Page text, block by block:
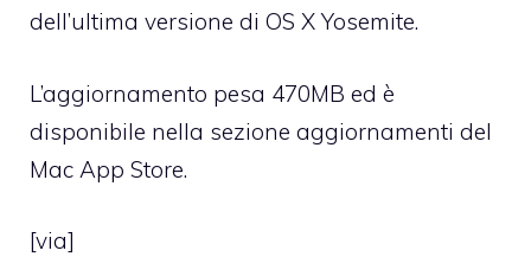
dell’ultima versione di OS X Yosemite.
L’aggiornamento pesa 470MB ed è
disponibile nella sezione aggiornamenti del
Mac App Store.
[via]